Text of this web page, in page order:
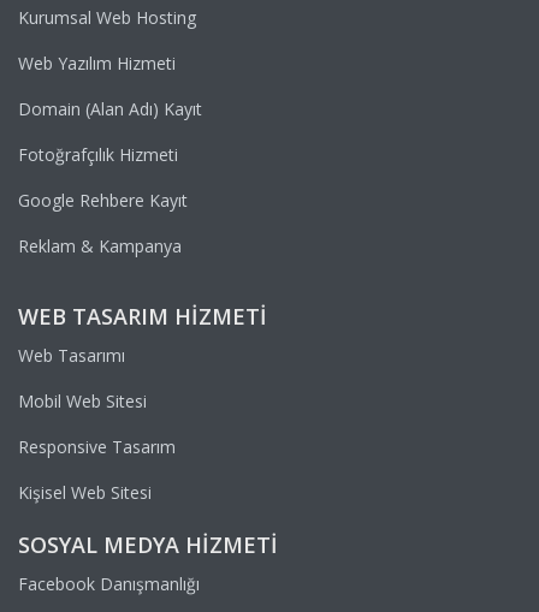
Kurumsal Web Hosting
Web Yazılım Hizmeti
Domain (Alan Adı) Kayıt
Fotoğrafçılık Hizmeti
Google Rehbere Kayıt
Reklam & Kampanya
WEB TASARIM HIZMETI
Web Tasarımı
Mobil Web Sitesi
Responsive Tasarım
Kişisel Web Sitesi
SOSYAL MEDYA HIZMETI
Facebook Danışmanlığı